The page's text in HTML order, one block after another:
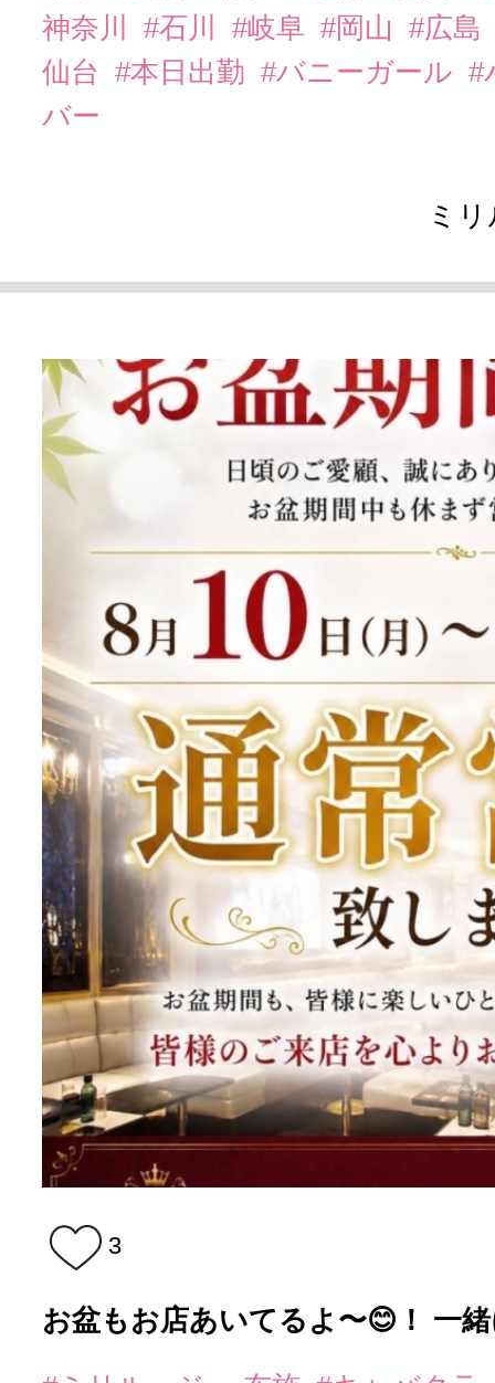
神奈川
#石川 #岐阜 #岡山
#広島
仙台
#本日出勤 #バニーガール #
バー
ミ
3
お盆もお店あいてるよ〜😊！ 一緒